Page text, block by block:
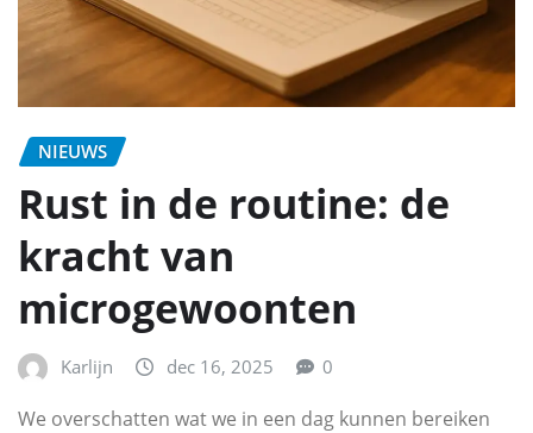
NIEUWS
Rust in de routine: de
kracht van
microgewoonten
Karlijn dec 16, 2025 0
We overschatten wat we in een dag kunnen bereiken